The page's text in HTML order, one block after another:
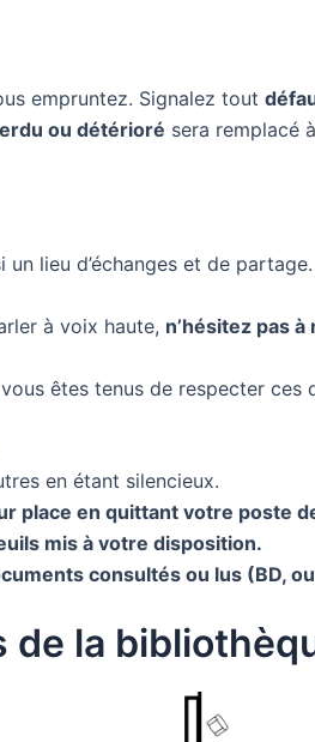
empruntez. Signalez tout
ou détérioré sera remplacé
lieu d’échanges et de partage.
à voix haute, n’hésitez pas
êtes tenus de respecter ces
en étant silencieux.
place en quittant votre poste
mis à votre disposition.
consultés ou lus (BD,
de la